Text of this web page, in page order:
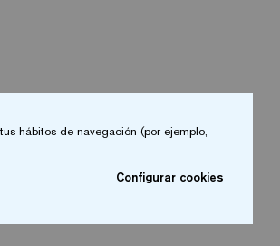
hábitos de navegación (por ejemplo,
Configurar cookies